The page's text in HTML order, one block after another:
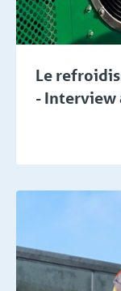
Le
- Interview